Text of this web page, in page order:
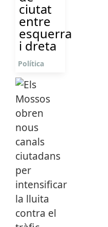
ciutat
entre
esquerra
i dreta
Política